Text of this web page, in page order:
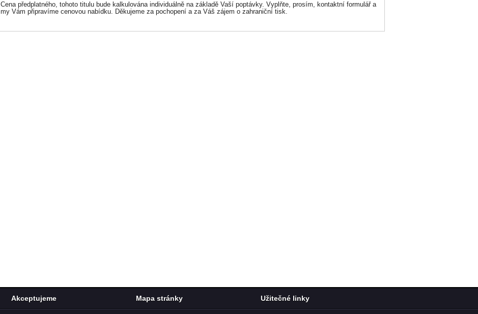
Cena předplatného, tohoto titulu bude kalkulována individuálně na základě Vaší poptávky. Vyplňte, prosím, kontaktní formulář a
my Vám připravíme cenovou nabídku. Děkujeme za pochopení a za Váš zájem o zahraniční tisk.
Akceptujeme Mapa stránky Užitečné linky